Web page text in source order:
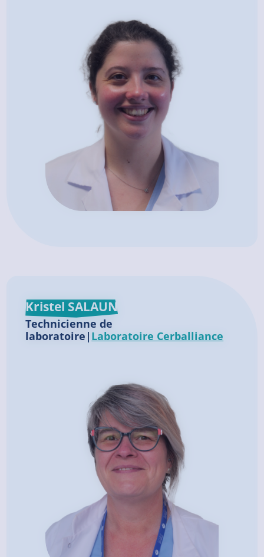
Kristel SALAUN
Technicienne de
laboratoire| Laboratoire Cerballiance